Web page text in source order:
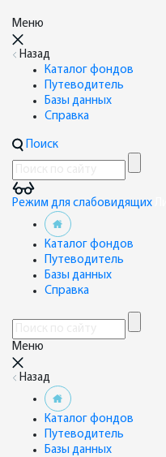
Меню
Назад
Каталог фондов
Путеводитель
Базы данных
Справка
Поиск
Режим для слабовидящих
Каталог фондов
Путеводитель
Базы данных
Справка
Меню
Назад
Каталог фондов
Путеводитель
Базы данных